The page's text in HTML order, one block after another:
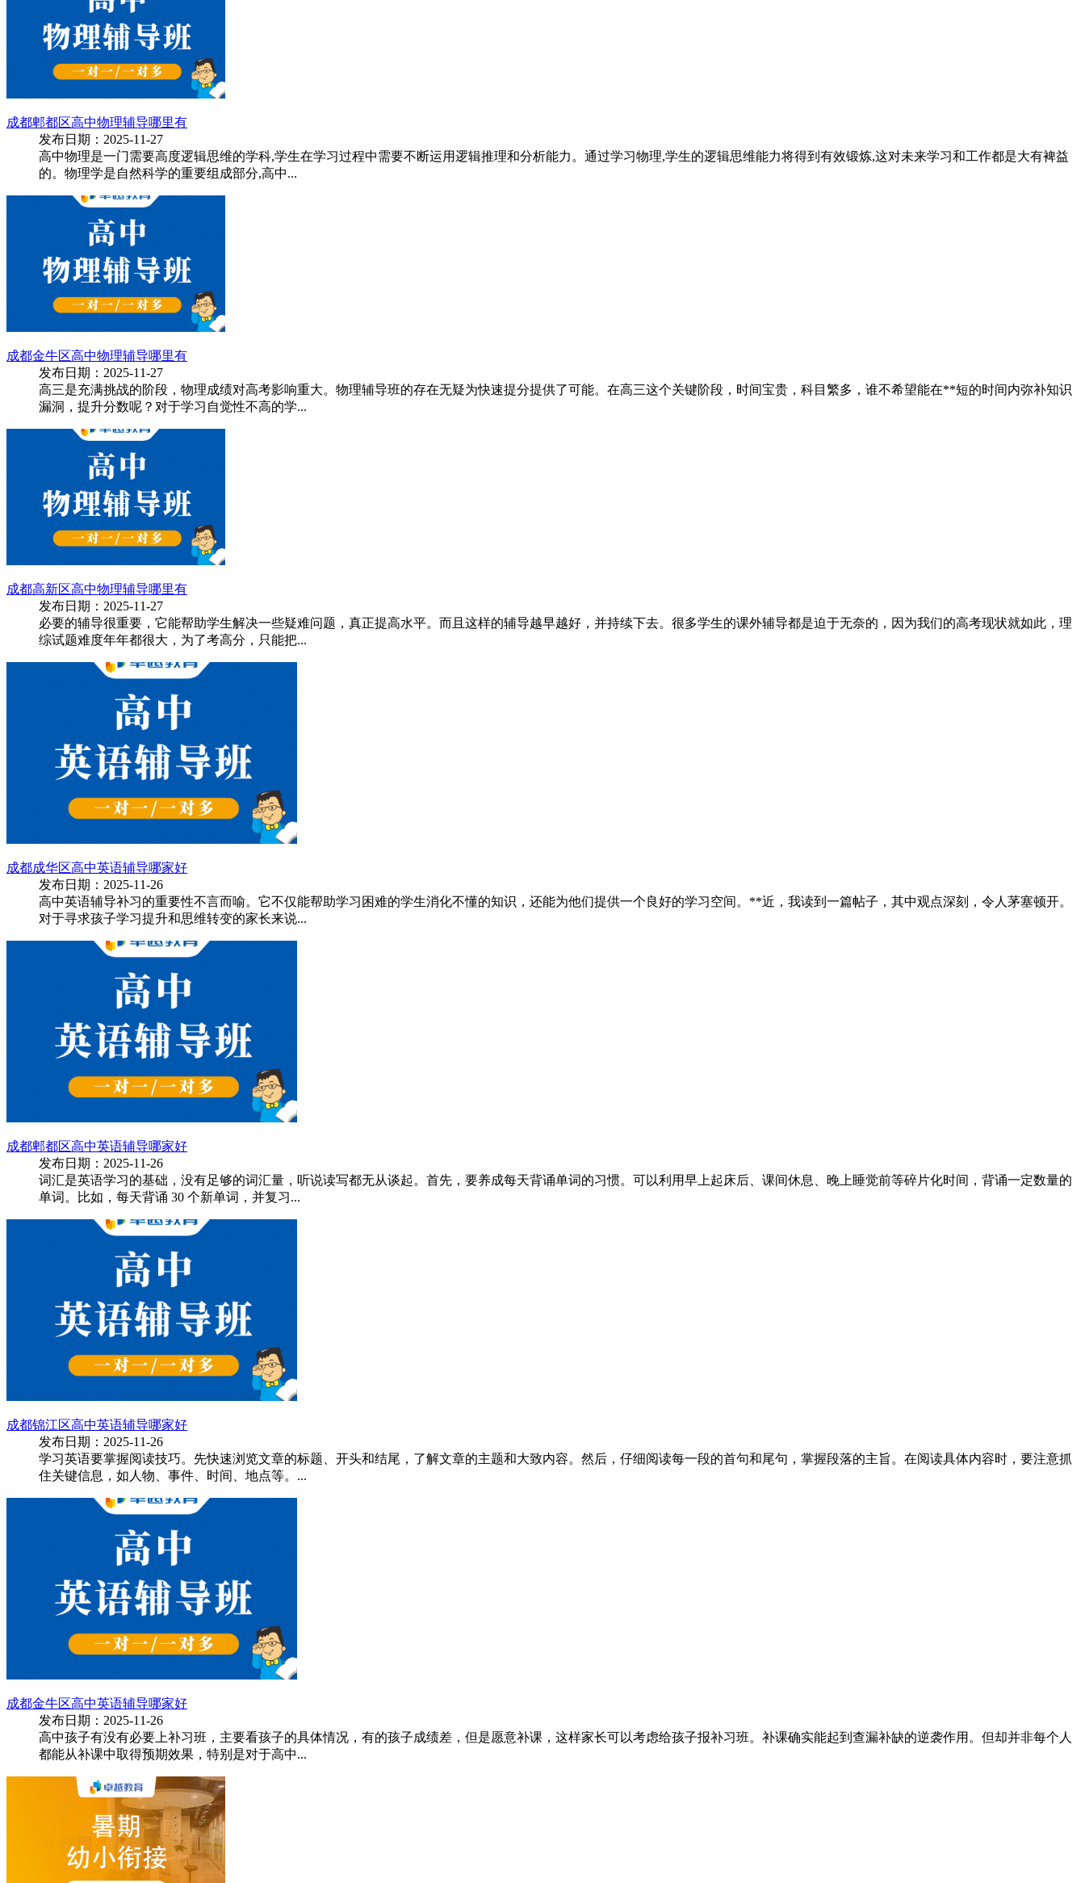
成都郫都区高中物理辅导哪里有
发布日期：2025-11-27
高中物理是一门需要高度逻辑思维的学科,学生在学习过程中需要不断运用逻辑推理和分析能力。通过学习物理,学生的逻辑思维能力将得到有效锻炼,这对未来学习和工作都是大有裨益
的。物理学是自然科学的重要组成部分,高中...
成都金牛区高中物理辅导哪里有
发布日期：2025-11-27
高三是充满挑战的阶段，物理成绩对高考影响重大。物理辅导班的存在无疑为快速提分提供了可能。在高三这个关键阶段，时间宝贵，科目繁多，谁不希望能在**短的时间内弥补知识
漏洞，提升分数呢？对于学习自觉性不高的学...
成都高新区高中物理辅导哪里有
发布日期：2025-11-27
必要的辅导很重要，它能帮助学生解决一些疑难问题，真正提高水平。而且这样的辅导越早越好，并持续下去。很多学生的课外辅导都是迫于无奈的，因为我们的高考现状就如此，理
综试题难度年年都很大，为了考高分，只能把...
成都成华区高中英语辅导哪家好
发布日期：2025-11-26
高中英语辅导补习的重要性不言而喻。它不仅能帮助学习困难的学生消化不懂的知识，还能为他们提供一个良好的学习空间。**近，我读到一篇帖子，其中观点深刻，令人茅塞顿开。
对于寻求孩子学习提升和思维转变的家长来说...
成都郫都区高中英语辅导哪家好
发布日期：2025-11-26
词汇是英语学习的基础，没有足够的词汇量，听说读写都无从谈起。首先，要养成每天背诵单词的习惯。可以利用早上起床后、课间休息、晚上睡觉前等碎片化时间，背诵一定数量的
单词。比如，每天背诵 30 个新单词，并复习...
成都锦江区高中英语辅导哪家好
发布日期：2025-11-26
学习英语要掌握阅读技巧。先快速浏览文章的标题、开头和结尾，了解文章的主题和大致内容。然后，仔细阅读每一段的首句和尾句，掌握段落的主旨。在阅读具体内容时，要注意抓
住关键信息，如人物、事件、时间、地点等。...
成都金牛区高中英语辅导哪家好
发布日期：2025-11-26
高中孩子有没有必要上补习班，主要看孩子的具体情况，有的孩子成绩差，但是愿意补课，这样家长可以考虑给孩子报补习班。补课确实能起到查漏补缺的逆袭作用。但却并非每个人
都能从补课中取得预期效果，特别是对于高中...